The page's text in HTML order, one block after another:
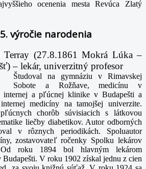
ocenenia mesta Revúca Zlatý
výročie narodenia
Terray (27.8.1861 Mokrá Lúka –
– lekár, univerzitný profesor
Študoval na gymnáziu v Rimavskej
Sobote a Rožňave, medicínu v
internej a pľúcnej klinike v Budapešti a
medicíny na tamojšej univerzite.
chorôb súvisiacich s látkovou
liečby diabetikov. Autor odborných
v rôznych periodikách. Spoluautor
zostavovateľ ročenky Spolku lekárov
Od roku 1894 bol hlavným lekárom
V roku 1902 získal jednu z cien